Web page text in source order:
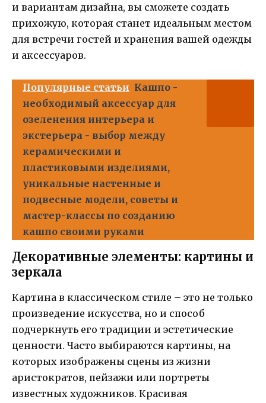
и вариантам дизайна, вы сможете создать
прихожую, которая станет идеальным местом
для встречи гостей и хранения вашей одежды
и аксессуаров.
Популярные статьи Кашпо -
необходимый аксессуар для
озеленения интерьера и
экстерьера - выбор между
керамическими и
пластиковыми изделиями,
уникальные настенные и
подвесные модели, советы и
мастер-классы по созданию
кашпо своими руками
Декоративные элементы: картины и
зеркала
Картина в классическом стиле – это не только
произведение искусства, но и способ
подчеркнуть его традиции и эстетические
ценности. Часто выбираются картины, на
которых изображены сцены из жизни
аристократов, пейзажи или портреты
известных художников. Красивая